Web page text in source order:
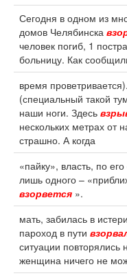
Сегодня в одном из
домов Челябинска
человек погиб, 1
больницу. Как
время
(специальный такой
наши ноги. Здесь
нескольких метрах от
страшно. А когда
«пайку», власть, по
лишь одного –
взорвется ».
мать, забилась в
пароход в пути
ситуации повторялись
женщина ничего не